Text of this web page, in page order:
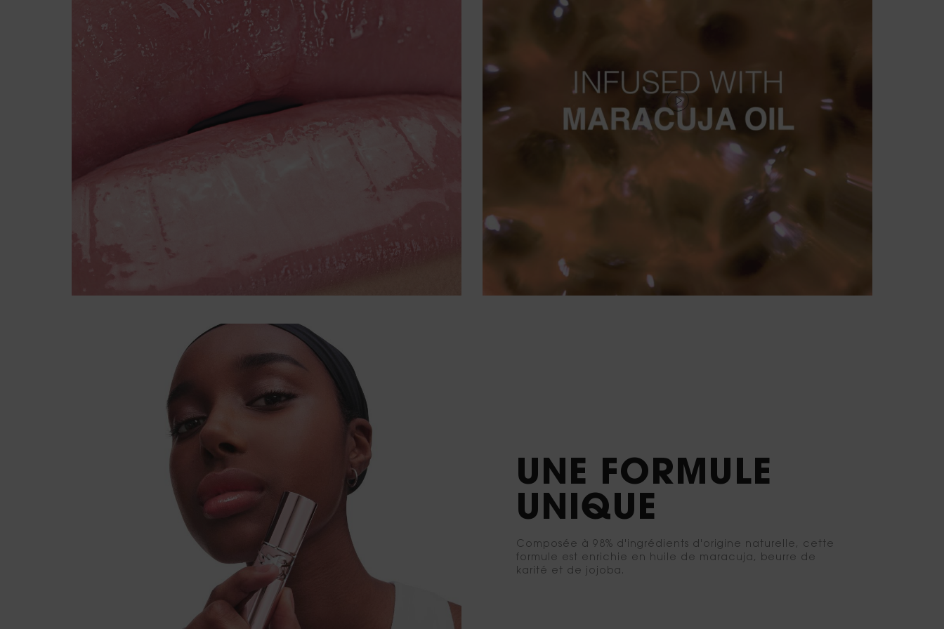
UNE FORMULE
UNIQUE
Composée à 98% d'ingrédients d'origine naturelle, cette
formule est enrichie en huile de maracuja, beurre de
karité et de jojoba.